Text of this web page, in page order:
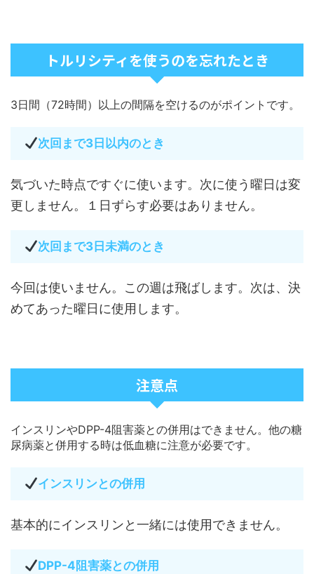
トルリシティを使うのを忘れたとき
3日間（72時間）以上の間隔を空けるのがポイントです。
次回まで3日以内のとき
気づいた時点ですぐに使います。次に使う曜日は変
更しません。１日ずらす必要はありません。
次回まで3日未満のとき
今回は使いません。この週は飛ばします。次は、決
めてあった曜日に使用します。
注意点
インスリンやDPP-4阻害薬との併用はできません。他の糖
尿病薬と併用する時は低血糖に注意が必要です。
インスリンとの併用
基本的にインスリンと一緒には使用できません。
DPP-4阻害薬との併用